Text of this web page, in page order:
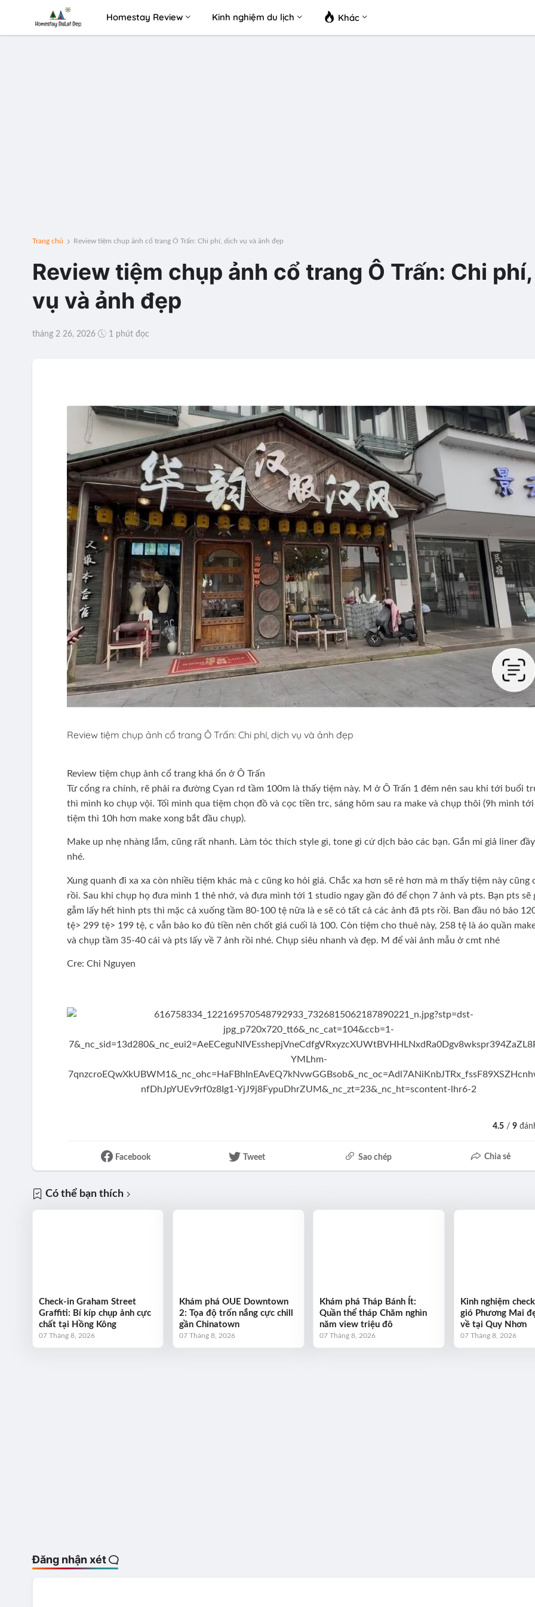
Homestay Review Kinh nghiệm du lịch Khác
Trang chủ Review tiệm chụp ảnh cổ trang Ô Trấn: Chi phí, dịch vụ và ảnh đẹp
Review tiệm chụp ảnh cổ trang Ô Trấn: Chi
vụ và ảnh đẹp
tháng 2 26, 2026 1 phút đọc
Review tiệm chụp ảnh cổ trang Ô Trấn: Chi phí, dịch vụ và ảnh đẹp
Review tiệm chụp ảnh cổ trang khá ổn ở Ô Trấn
Từ cổng ra chính, rẽ phải ra đường Cyan rd tầm 100m là thấy tiệm này. M ở Ô Trấn 1 đêm nên sau khi tới buổi
thì mình ko chụp vội. Tối mình qua tiệm chọn đồ và cọc tiền trc, sáng hôm sau ra make và chụp thôi (9h mình tới
tiệm thì 10h hơn make xong bắt đầu chụp).
Make up nhẹ nhàng lắm, cũng rất nhanh. Làm tóc thích style gì, tone gì cứ dịch bảo các bạn. Gắn mi giả liner
nhé.
Xung quanh đi xa xa còn nhiều tiệm khác mà c cũng ko hỏi giá. Chắc xa hơn sẽ rẻ hơn mà m thấy tiệm này cũng
rồi. Sau khi chụp họ đưa mình 1 thẻ nhớ, và đưa mình tới 1 studio ngay gần đó để chọn 7 ảnh và pts. Bạn pts sẽ
gẫm lấy hết hình pts thì mặc cả xuống tầm 80-100 tệ nữa là e sẽ có tất cả các ảnh đã pts rồi. Ban đầu nó bảo
tệ> 299 tệ> 199 tệ, c vẫn bảo ko đủ tiền nên chốt giá cuối là 100. Còn tiệm cho thuê này, 258 tệ là áo quần
và chụp tầm 35-40 cái và pts lấy về 7 ảnh rồi nhé. Chụp siêu nhanh và đẹp. M để vài ảnh mẫu ở cmt nhé
Cre: Chi Nguyen
4.5 /9
Facebook Tweet Sao chép Chia sẻ
Có thể bạn thích
Check-in Graham Street
Graffiti: Bí kíp chụp ảnh cực
chất tại Hồng Kông
07 Tháng 8, 2026
Khám phá OUE Downtown
2: Tọa độ trốn nắng cực chill
gần Chinatown
07 Tháng 8, 2026
Khám phá Tháp Bánh Ít:
Quần thể tháp Chăm nghìn
năm view triệu đô
07 Tháng 8, 2026
Kinh nghiệm
gió Phương Mai
về tại Quy Nhơn
07 Tháng 8, 2026
Đăng nhận xét